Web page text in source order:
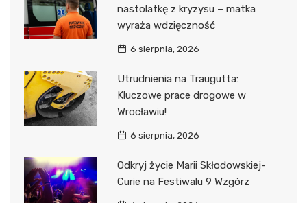
nastolatkę z kryzysu – matka
wyraża wdzięczność
6 sierpnia, 2026
Utrudnienia na Traugutta:
Kluczowe prace drogowe w
Wrocławiu!
6 sierpnia, 2026
Odkryj życie Marii Skłodowskiej-
Curie na Festiwalu 9 Wzgórz